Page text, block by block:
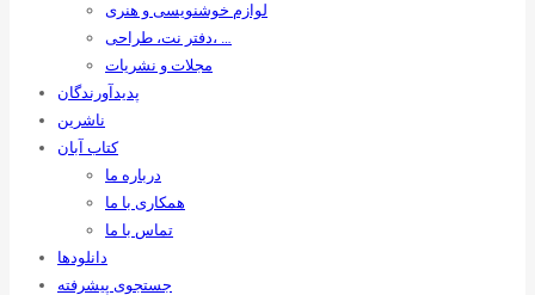
لوازم خوشنویسی و هنری
دفتر نت، طراحی، …
مجلات و نشریات
پدیدآورندگان
ناشرین
کتاب آبان
درباره ما
همکاری با ما
تماس با ما
دانلودها
جستجوی پیشرفته